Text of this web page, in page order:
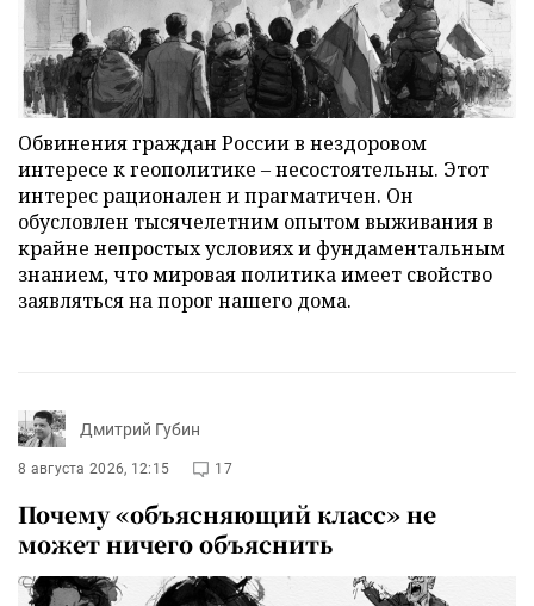
Обвинения граждан России в нездоровом
интересе к геополитике – несостоятельны. Этот
интерес рационален и прагматичен. Он
обусловлен тысячелетним опытом выживания в
крайне непростых условиях и фундаментальным
знанием, что мировая политика имеет свойство
заявляться на порог нашего дома.
Дмитрий Губин
8 августа 2026, 12:15 17
Почему «объясняющий класс» не
может ничего объяснить